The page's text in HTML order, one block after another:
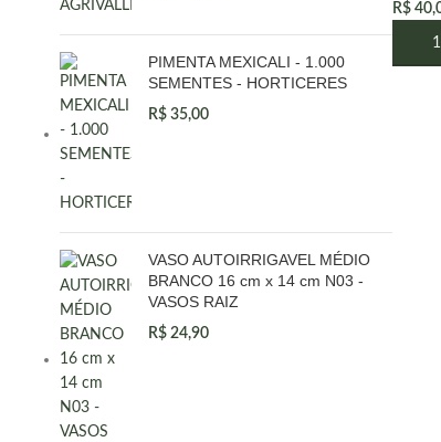
PIMENTA MEXICALI - 1.000
SEMENTES - HORTICERES
R$ 35,00
VASO AUTOIRRIGAVEL MÉDIO
BRANCO 16 cm x 14 cm N03 -
VASOS RAIZ
R$ 24,90
R$